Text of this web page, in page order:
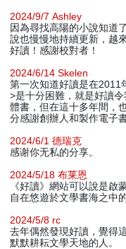
2024/9/7 Ashley
因為尋找高陽的小說知道
說也慢慢地持續更新，越
好讀！感謝校對者！
2024/6/14 Skelen
第一次知道好讀是在2011
>是十分困難，就是好讀
體書，但在這十多年間，
分感謝創辦人和製作電子
2024/6/1 德瑞克
感谢你无私的分享。
2024/5/18 布莱恩
《好讀》網站可以說是啟
自在悠遊於文學書海之中
2024/5/8 rc
去年偶然發現好讀，覺得
默默耕耘文學天地的人。